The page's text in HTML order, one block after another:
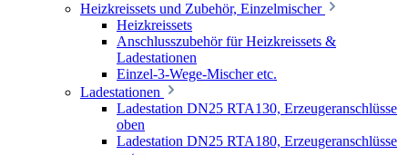
Heizkreissets und Zubehör, Einzelmischer
Heizkreissets
Anschlusszubehör für Heizkreissets &
Ladestationen
Einzel-3-Wege-Mischer etc.
Ladestationen
Ladestation DN25 RTA130, Erzeugeranschlüsse
oben
Ladestation DN25 RTA180, Erzeugeranschlüsse